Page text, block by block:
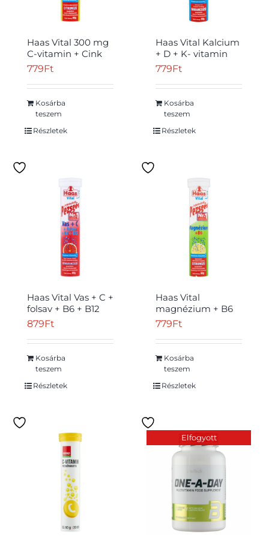
Haas Vital 300 mg
C-vitamin + Cink
citromízű étrend-
pezsgőtabletta 80
g
779Ft
Kosárba
teszem
Részletek
Haas Vital Kalcium
+ D + K- vitamin
narancsízű étrend-
pezsgőtabletta 80
g
779Ft
Kosárba
teszem
Részletek
Haas Vital Vas + C +
folsav + B6 + B12
vérnarancsízű
pezsgőtabletta 80
g
879Ft
Kosárba
teszem
Részletek
Haas Vital
magnézium + B6
citromízű étrend-
pezsgőtabletta 80
g
779Ft
Kosárba
teszem
Részletek
Elfogyott